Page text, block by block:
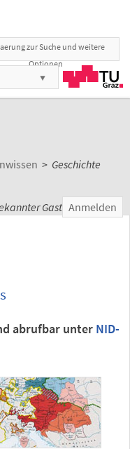
zur Suche und weitere
Optionen
> Geschichte
Gast Anmelden
abrufbar unter NID-